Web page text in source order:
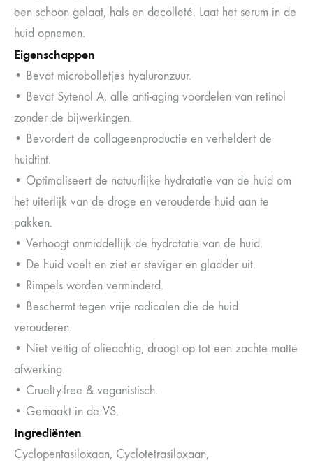
een schoon gelaat, hals en decolleté. Laat het serum in de
huid opnemen.
Eigenschappen
• Bevat microbolletjes hyaluronzuur.
• Bevat Sytenol A, alle anti-aging voordelen van retinol
zonder de bijwerkingen.
• Bevordert de collageenproductie en verheldert de
huidtint.
• Optimaliseert de natuurlijke hydratatie van de huid om
het uiterlijk van de droge en verouderde huid aan te
pakken.
• Verhoogt onmiddellijk de hydratatie van de huid.
• De huid voelt en ziet er steviger en gladder uit.
• Rimpels worden verminderd.
• Beschermt tegen vrije radicalen die de huid
verouderen.
• Niet vettig of olieachtig, droogt op tot een zachte matte
afwerking.
• Cruelty-free & veganistisch.
• Gemaakt in de VS.
Ingrediënten
Cyclopentasiloxaan, Cyclotetrasiloxaan,